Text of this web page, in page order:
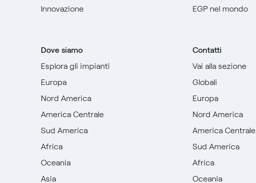
Innovazione
Dove siamo
Esplora gli impianti
Europa
Nord America
America Centrale
Sud America
Africa
Oceania
Asia
EGP nel mondo
Contatti
Vai alla sezione
Globali
Europa
Nord America
America Centrale
Sud America
Africa
Oceania